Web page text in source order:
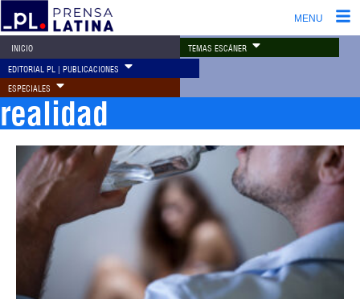
MENU
INICIO TEMAS ESCÁNER
EDITORIAL PL | PUBLICACIONES
ESPECIALES
realidad